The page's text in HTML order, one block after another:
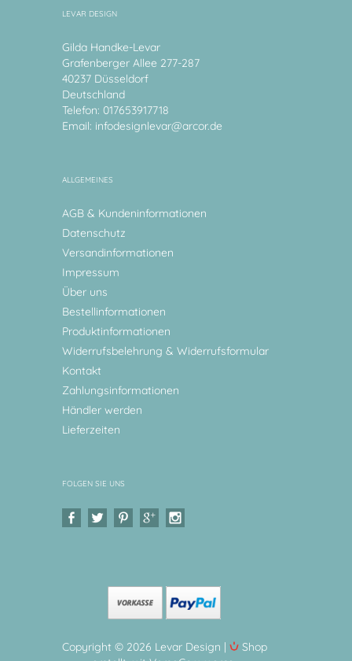
LEVAR DESIGN
Gilda Handke-Levar
Grafenberger Allee 277-287
40237 Düsseldorf
Deutschland
Telefon: 017653917718
Email: infodesignlevar@arcor.de
ALLGEMEINES
AGB & Kundeninformationen
Datenschutz
Versandinformationen
Impressum
Über uns
Bestellinformationen
Produktinformationen
Widerrufsbelehrung & Widerrufsformular
Kontakt
Zahlungsinformationen
Händler werden
Lieferzeiten
FOLGEN SIE UNS
Copyright © 2026 Levar Design |
Shop